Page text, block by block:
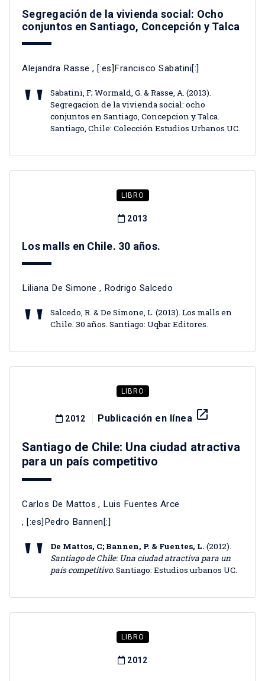
Segregación de la vivienda social: Ocho
conjuntos en Santiago, Concepción y Talca
Alejandra Rasse , [:es]Francisco Sabatini[:]
Sabatini, F; Wormald, G. & Rasse, A. (2013).
Segregacion de la vivienda social: ocho
conjuntos en Santiago, Concepcion y Talca.
Santiago, Chile: Colección Estudios Urbanos UC.
LIBRO
2013
Los malls en Chile. 30 años.
Liliana De Simone , Rodrigo Salcedo
Salcedo, R. & De Simone, L. (2013). Los malls en
Chile. 30 años. Santiago: Uqbar Editores.
LIBRO
2012 Publicación en línea launch
Santiago de Chile: Una ciudad atractiva
para un país competitivo
Carlos De Mattos , Luis Fuentes Arce
, [:es]Pedro Bannen[:]
De Mattos, C; Bannen, P. & Fuentes, L. (2012).
Santiago de Chile: Una ciudad atractiva para un
país competitivo.Santiago: Estudios urbanos UC.
LIBRO
2012